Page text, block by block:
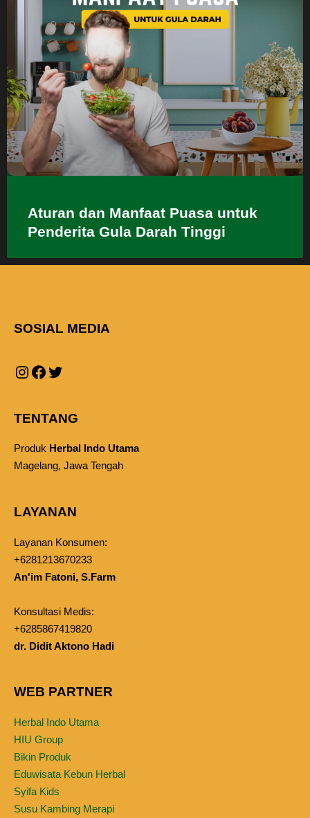
Aturan dan Manfaat Puasa untuk
Penderita Gula Darah Tinggi
SOSIAL MEDIA
TENTANG
Produk Herbal Indo Utama
Magelang, Jawa Tengah
LAYANAN
Layanan Konsumen:
+6281213670233
An'im Fatoni, S.Farm
Konsultasi Medis:
+6285867419820
dr. Didit Aktono Hadi
WEB PARTNER
Herbal Indo Utama
HIU Group
Bikin Produk
Eduwisata Kebun Herbal
Syifa Kids
Susu Kambing Merapi